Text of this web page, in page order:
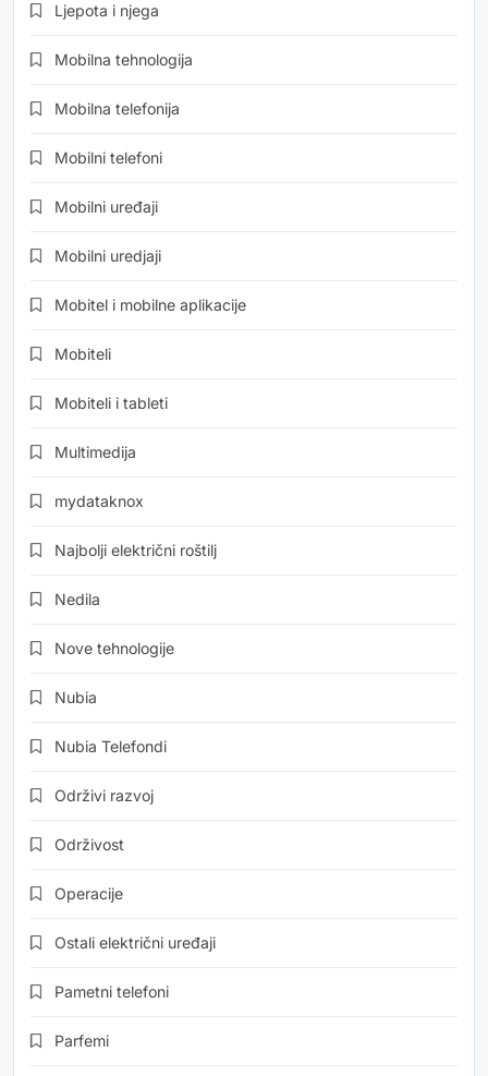
Ljepota i njega
Mobilna tehnologija
Mobilna telefonija
Mobilni telefoni
Mobilni uređaji
Mobilni uredjaji
Mobitel i mobilne aplikacije
Mobiteli
Mobiteli i tableti
Multimedija
mydataknox
Najbolji električni roštilj
Nedila
Nove tehnologije
Nubia
Nubia Telefondi
Održivi razvoj
Održivost
Operacije
Ostali električni uređaji
Pametni telefoni
Parfemi